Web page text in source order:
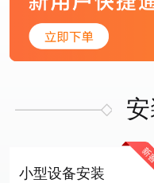
小型设备安装